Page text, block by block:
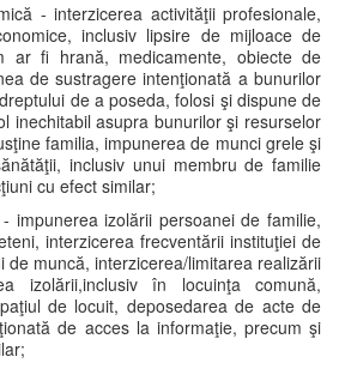
- interzicerea activităţii profesionale,
inclusiv lipsire de mijloace de
ar fi hrană, medicamente, obiecte de
de sustragere intenţionată a bunurilor
de a poseda, folosi şi dispune de
inechitabil asupra bunurilor şi resurselor
familia, impunerea de munci grele şi
inclusiv unui membru de familie
cu efect similar;
impunerea izolării persoanei de familie,
interzicerea frecventării instituţiei de
de muncă, interzicerea/limitarea realizării
izolării,inclusiv în locuinţa comună,
de locuit, deposedarea de acte de
de acces la informaţie, precum şi